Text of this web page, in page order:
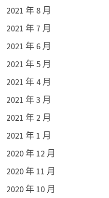
2021 年 8 月
2021 年 7 月
2021 年 6 月
2021 年 5 月
2021 年 4 月
2021 年 3 月
2021 年 2 月
2021 年 1 月
2020 年 12 月
2020 年 11 月
2020 年 10 月